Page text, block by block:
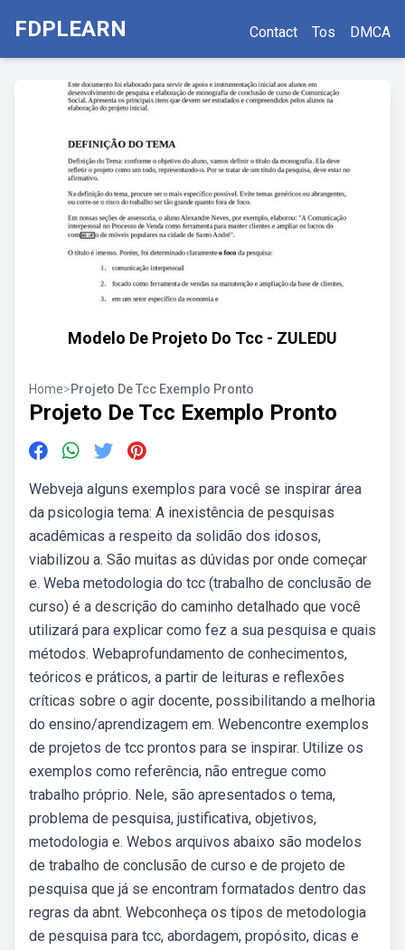
FDPLEARN Contact Tos DMCA
Modelo De Projeto Do Tcc - ZULEDU
Home>Projeto De Tcc Exemplo Pronto
Projeto De Tcc Exemplo Pronto
Webveja alguns exemplos para você se inspirar área
da psicologia tema: A inexistência de pesquisas
acadêmicas a respeito da solidão dos idosos,
viabilizou a. São muitas as dúvidas por onde começar
e. Weba metodologia do tcc (trabalho de conclusão de
curso) é a descrição do caminho detalhado que você
utilizará para explicar como fez a sua pesquisa e quais
métodos. Webaprofundamento de conhecimentos,
teóricos e práticos, a partir de leituras e reflexões
críticas sobre o agir docente, possibilitando a melhoria
do ensino/aprendizagem em. Webencontre exemplos
de projetos de tcc prontos para se inspirar. Utilize os
exemplos como referência, não entregue como
trabalho próprio. Nele, são apresentados o tema,
problema de pesquisa, justificativa, objetivos,
metodologia e. Webos arquivos abaixo são modelos
de trabalho de conclusão de curso e de projeto de
pesquisa que já se encontram formatados dentro das
regras da abnt. Webconheça os tipos de metodologia
de pesquisa para tcc, abordagem, propósito, dicas e